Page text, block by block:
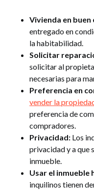
Vivienda en buen
entregado en
la habitabilidad.
Solicitar
solicitar al
necesarias para
Preferencia en
vender la
preferencia de
compradores.
Privacidad: Los
privacidad y a que
inmueble.
Usar el inmueble
inquilinos tienen